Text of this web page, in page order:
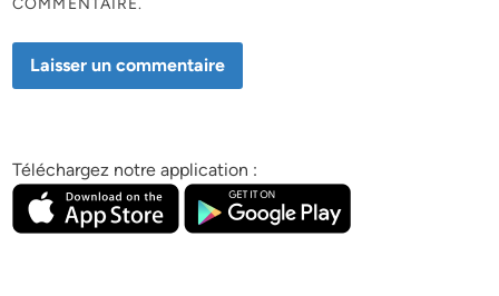
COMMENTAIRE.
Téléchargez notre application :